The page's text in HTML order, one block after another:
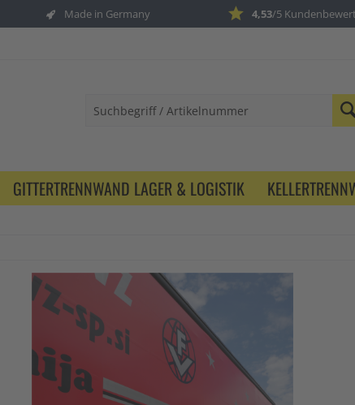
Made in Germany 4,53/5
GITTERTRENNWAND LAGER & LOGISTIK